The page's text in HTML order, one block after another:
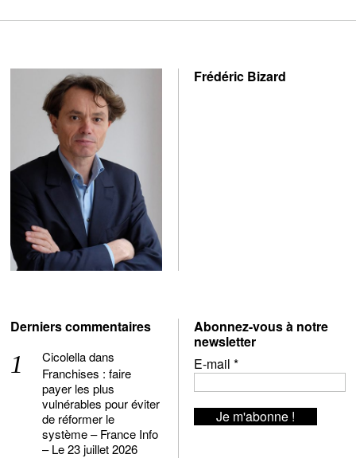
Frédéric Bizard
Derniers commentaires
Cicolelladans
Franchises : faire
payer les plus
vulnérables pour éviter
de réformer le
système – France Info
– Le 23 juillet 2026
Abonnez-vous à notre
newsletter
E-mail *